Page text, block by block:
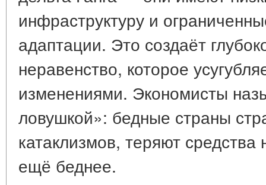
инфраструктуру и
адаптации. Это создаёт
неравенство, которое
изменениями. Экономисты
ловушкой»: бедные страны
катаклизмов, теряют средства
ещё беднее.